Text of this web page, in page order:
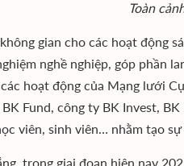
Toàn
gian cho các hoạt động
nghề nghiệp, góp phần
hoạt động của Mạng lưới
Fund, công ty BK Invest,
viên, sinh viên… nhằm tạo
trong giai đoạn hiện nay